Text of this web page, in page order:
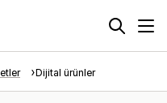
Dijital ürünler